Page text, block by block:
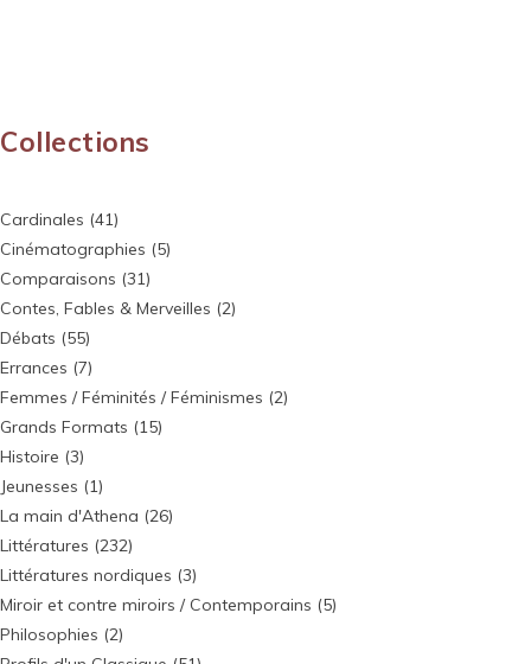
Collections
Cardinales (41)
Cinématographies (5)
Comparaisons (31)
Contes, Fables & Merveilles (2)
Débats (55)
Errances (7)
Femmes / Féminités / Féminismes (2)
Grands Formats (15)
Histoire (3)
Jeunesses (1)
La main d'Athena (26)
Littératures (232)
Littératures nordiques (3)
Miroir et contre miroirs / Contemporains (5)
Philosophies (2)